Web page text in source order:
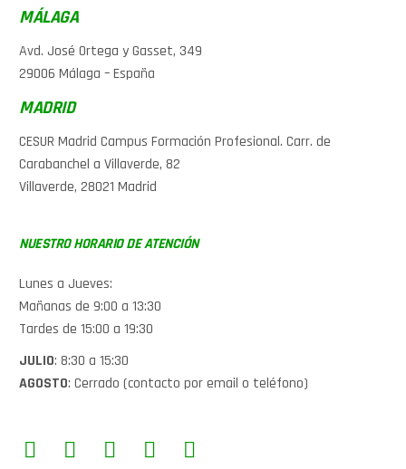
MÁLAGA
Avd. José Ortega y Gasset, 349
29006 Málaga – España
MADRID
CESUR Madrid Campus Formación Profesional. Carr. de
Carabanchel a Villaverde, 82
Villaverde, 28021 Madrid
NUESTRO HORARIO DE ATENCIÓN
Lunes a Jueves:
Mañanas de 9:00 a 13:30
Tardes de 15:00 a 19:30
JULIO: 8:30 a 15:30
AGOSTO: Cerrado (contacto por email o teléfono)